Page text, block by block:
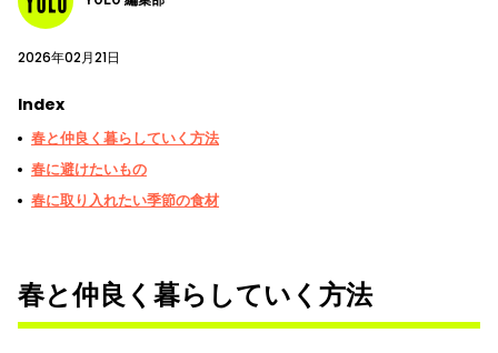
2026年02月21日
Index
春と仲良く暮らしていく方法
春に避けたいもの
春に取り入れたい季節の食材
春と仲良く暮らしていく方法